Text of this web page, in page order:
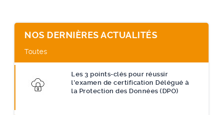
NOS DERNIÈRES ACTUALITÉS
Toutes
Les 3 points-clés pour réussir
l’examen de certification Délégué à
la Protection des Données (DPO)